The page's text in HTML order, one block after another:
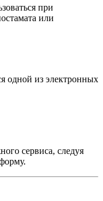
при
или
одной из электронных
сервиса, следуя